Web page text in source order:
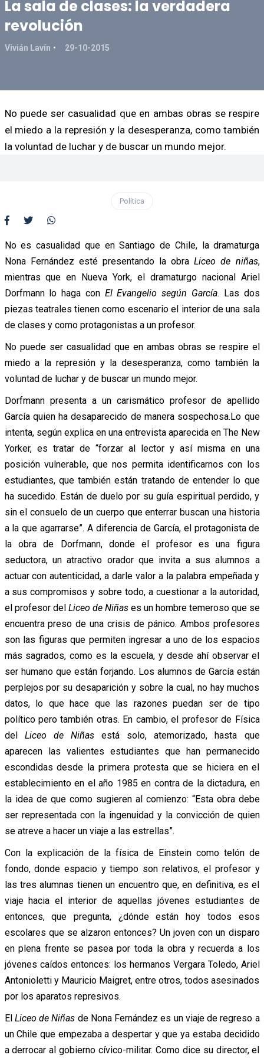
La sala de clases: la verdadera
revolución
Vivián Lavín 29-10-2015
No puede ser casualidad que en ambas obras se respire
el miedo a la represión y la desesperanza, como también
la voluntad de luchar y de buscar un mundo mejor.
Política
No es casualidad que en Santiago de Chile, la dramaturga
Nona Fernández esté presentando la obraLiceo de niñas,
mientras que en Nueva York, el dramaturgo nacional Ariel
Dorfmann lo haga con El Evangelio según García. Las dos
piezas teatrales tienen como escenario el interior de una sala
de clases y como protagonistas a un profesor.
No puede ser casualidad que en ambas obras se respire el
miedo a la represión y la desesperanza, como también la
voluntad de luchar y de buscar un mundo mejor.
Dorfmann presenta a un carismático profesor de apellido
García quien ha desaparecido de manera sospechosa.Lo que
intenta, según explica en una entrevista aparecida en The New
Yorker, es tratar de “forzar al lector y así misma en una
posición vulnerable, que nos permita identificarnos con los
estudiantes, que también están tratando de entender lo que
ha sucedido. Están de duelo por su guía espiritual perdido, y
sin el consuelo de un cuerpo que enterrar buscan una historia
a la que agarrarse”. A diferencia de García, el protagonista de
la obra de Dorfmann, donde el profesor es una figura
seductora, un atractivo orador que invita a sus alumnos a
actuar con autenticidad, a darle valor a la palabra empeñada y
a sus compromisos y sobre todo, a cuestionar a la autoridad,
el profesor del Liceo de Niñases un hombre temeroso que se
encuentra preso de una crisis de pánico. Ambos profesores
son las figuras que permiten ingresar a uno de los espacios
más sagrados, como es la escuela, y desde ahí observar el
ser humano que están forjando. Los alumnos de García están
perplejos por su desaparición y sobre la cual, no hay muchos
datos, lo que hace que las razones puedan ser de tipo
político pero también otras. En cambio, el profesor de Física
del Liceo de Niñasestá solo, atemorizado, hasta que
aparecen las valientes estudiantes que han permanecido
escondidas desde la primera protesta que se hiciera en el
establecimiento en el año 1985 en contra de la dictadura, en
la idea de que como sugieren al comienzo: “Esta obra debe
ser representada con la ingenuidad y la convicción de quien
se atreve a hacer un viaje a las estrellas”.
Con la explicación de la física de Einstein como telón de
fondo, donde espacio y tiempo son relativos, el profesor y
las tres alumnas tienen un encuentro que, en definitiva, es el
viaje hacia el interior de aquellas jóvenes estudiantes de
entonces, que pregunta, ¿dónde están hoy todos esos
escolares que se alzaron entonces? Un joven con un disparo
en plena frente se pasea por toda la obra y recuerda a los
jóvenes caídos entonces: los hermanos Vergara Toledo, Ariel
Antonioletti y Mauricio Maigret, entre otros, todos asesinados
por los aparatos represivos.
El Liceo de Niñas de Nona Fernández es un viaje de regreso a
un Chile que empezaba a despertar y que ya estaba decidido
a derrocar al gobierno cívico-militar. Como dice su director, el